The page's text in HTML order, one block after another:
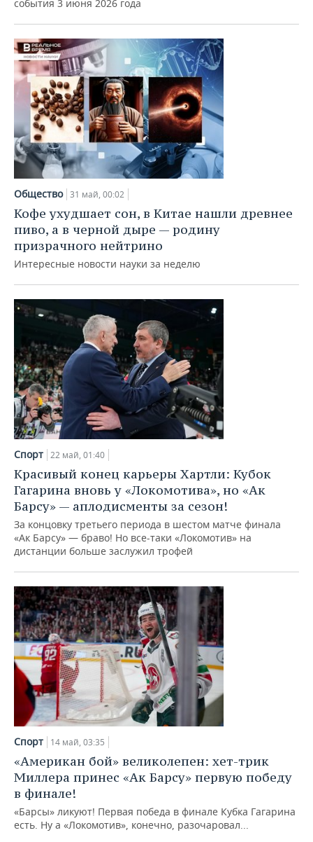
события 3 июня 2026 года
Общество 31 май, 00:02
Кофе ухудшает сон, в Китае нашли древнее
пиво, а в черной дыре — родину
призрачного нейтрино
Интересные новости науки за неделю
Спорт 22 май, 01:40
Красивый конец карьеры Хартли: Кубок
Гагарина вновь у «Локомотива», но «Ак
Барсу» — аплодисменты за сезон!
За концовку третьего периода в шестом матче финала
«Ак Барсу» — браво! Но все-таки «Локомотив» на
дистанции больше заслужил трофей
Спорт 14 май, 03:35
«Американ бой» великолепен: хет-трик
Миллера принес «Ак Барсу» первую победу
в финале!
«Барсы» ликуют! Первая победа в финале Кубка Гагарина
есть. Ну а «Локомотив», конечно, разочаровал...